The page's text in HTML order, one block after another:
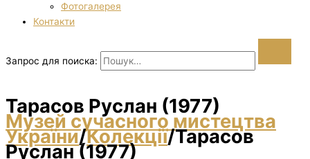
Фотогалерея
Контакти
Запрос для поиска:
Тарасов Руслан (1977)
Музей сучасного мистецтва
України/Колекції/Тарасов
Руслан (1977)